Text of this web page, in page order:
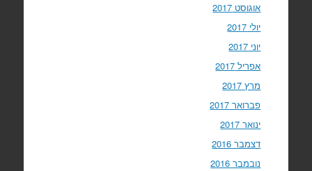
אוגוסט 2017
יולי 2017
יוני 2017
אפריל 2017
מרץ 2017
פברואר 2017
ינואר 2017
דצמבר 2016
נובמבר 2016